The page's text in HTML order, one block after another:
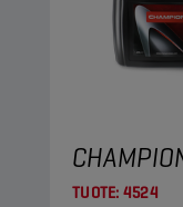
TUOTE: 4524